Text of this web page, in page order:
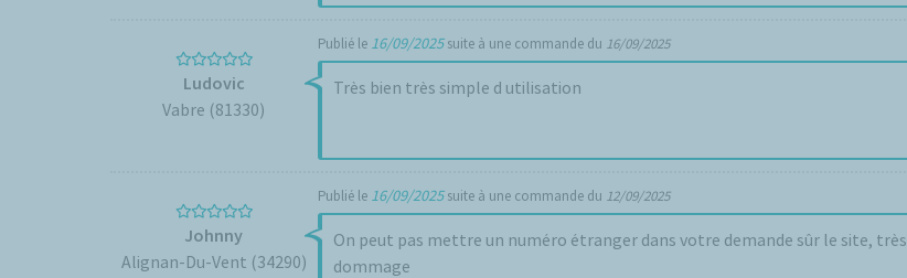
Ludovic
Vabre (81330)
Publié le 16/09/2025suite à une commande du 16/09/2025
Très bien très simple d utilisation
Johnny
Alignan-Du-Vent (34290)
Publié le 16/09/2025suite à une commande du 12/09/2025
On peut pas mettre un numéro étranger dans votre demande sûr le site, très
dommage